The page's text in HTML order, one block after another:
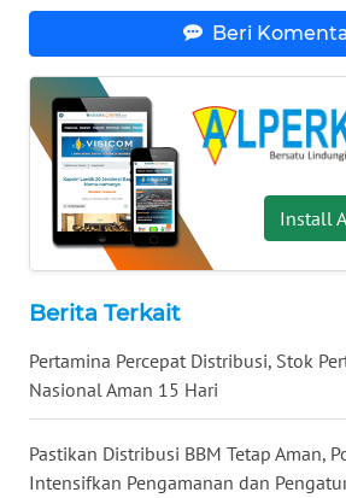
Beri
Install
Berita Terkait
Pertamina Percepat Distribusi, Stok
Nasional Aman 15 Hari
Pastikan Distribusi BBM Tetap Aman,
Intensifkan Pengamanan dan
ADVOKAT
WAHANA
INFRASTRUKTUR
WAHANA
KONSUMEN
WAHANA
TRAVEL
TV